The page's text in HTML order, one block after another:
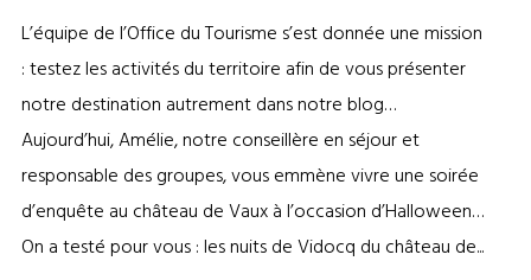
L’équipe de l’Office du Tourisme s’est donnée une mission
: testez les activités du territoire afin de vous présenter
notre destination autrement dans notre blog…
Aujourd’hui, Amélie, notre conseillère en séjour et
responsable des groupes, vous emmène vivre une soirée
d’enquête au château de Vaux à l’occasion d’Halloween…
On a testé pour vous : les nuits de Vidocq du château de...